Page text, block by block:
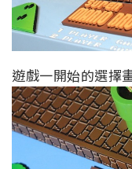
遊戲一開始的選擇